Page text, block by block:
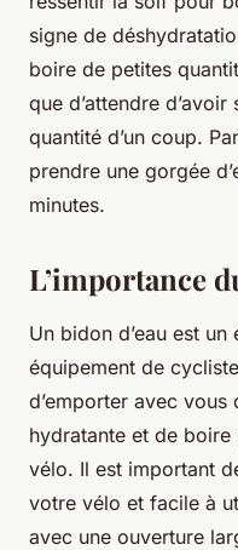
signe de
boire de petites
que d’attendre
quantité d’un coup.
prendre une gorgée
minutes.
L’importance
Un bidon d’eau est
équipement de
d’emporter avec vous
hydratante et de
vélo. Il est important
votre vélo et facile à
avec une ouverture